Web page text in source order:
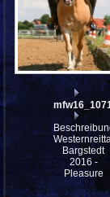
Bargstedt
2016 -
Pleasure